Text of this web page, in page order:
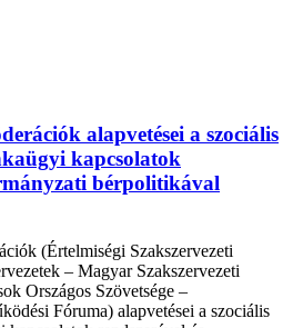
alapvetései a szociális
kapcsolatok
bérpolitikával
(Értelmiségi Szakszervezeti
– Magyar Szakszervezeti
Országos Szövetsége –
Fóruma) alapvetései a szociális